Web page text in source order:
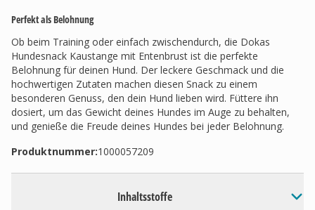
Perfekt als Belohnung
Ob beim Training oder einfach zwischendurch, die Dokas
Hundesnack Kaustange mit Entenbrust ist die perfekte
Belohnung für deinen Hund. Der leckere Geschmack und die
hochwertigen Zutaten machen diesen Snack zu einem
besonderen Genuss, den dein Hund lieben wird. Füttere ihn
dosiert, um das Gewicht deines Hundes im Auge zu behalten,
und genieße die Freude deines Hundes bei jeder Belohnung.
Produktnummer:1000057209
Inhaltsstoffe